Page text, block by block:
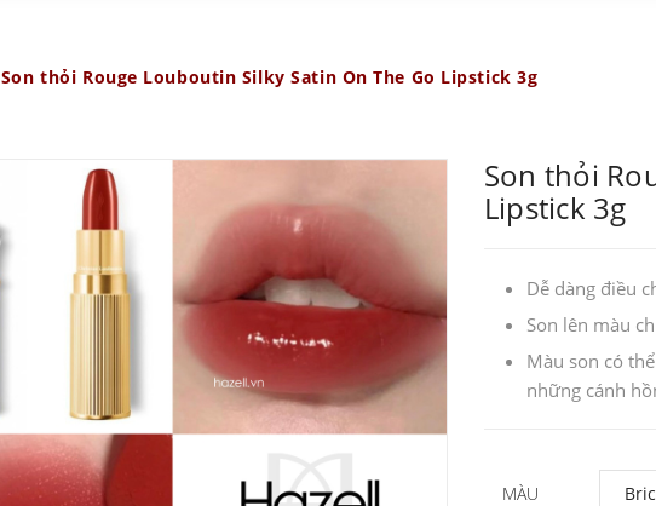
Son thỏi Rouge Louboutin Silky Satin On The Go Lipstick 3g
Son thỏi
Lipstick 3g
Dễ dàng điều
Son lên màu
Màu son có
những cánh
MÀU